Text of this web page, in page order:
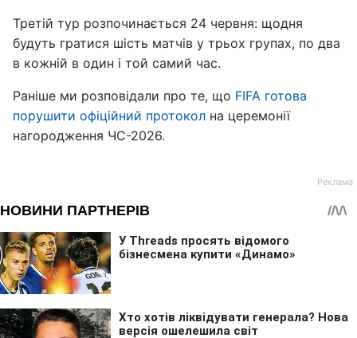
Третій тур розпочинається 24 червня: щодня
будуть гратися шість матчів у трьох групах, по два
в кожній в один і той самий час.
Раніше ми розповідали про те, що FIFA готова
порушити офіційний протокол на церемонії
нагородження ЧС-2026.